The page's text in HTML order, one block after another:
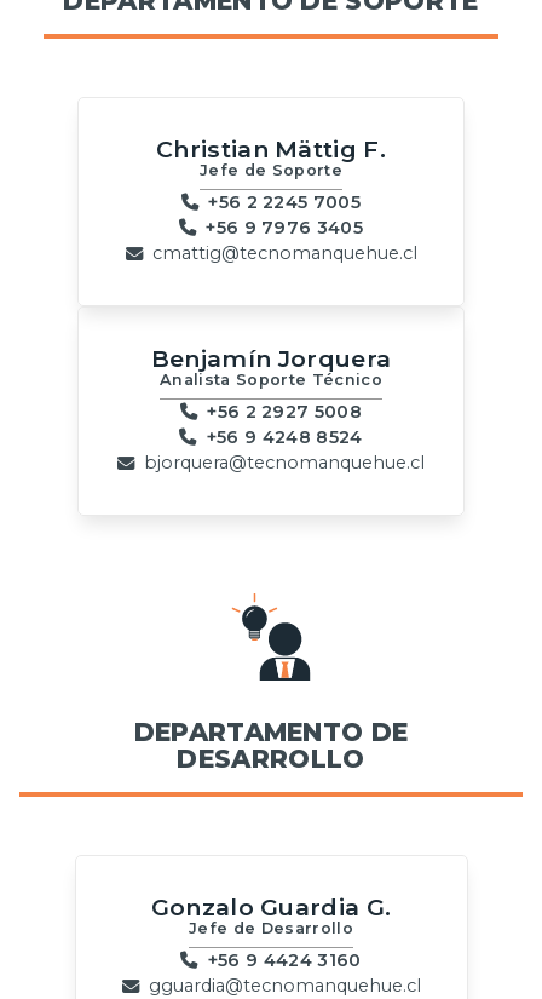
Christian Mättig F.
Jefe de Soporte
+56 2 2245 7005
+56 9 7976 3405
cmattig@tecnomanquehue.cl
Benjamín Jorquera
Analista Soporte Técnico
+56 2 2927 5008
+56 9 4248 8524
bjorquera@tecnomanquehue.cl
DEPARTAMENTO DE
DESARROLLO
Gonzalo Guardia G.
Jefe de Desarrollo
+56 9 4424 3160
gguardia@tecnomanquehue.cl